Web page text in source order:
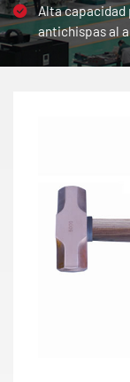
Alta capacidad
antichispas al